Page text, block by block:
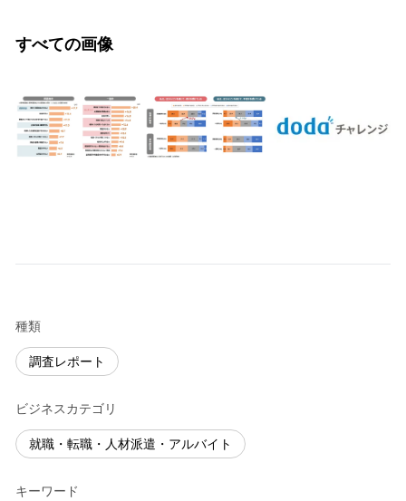
すべての画像
種類
調査レポート
ビジネスカテゴリ
就職・転職・人材派遣・アルバイト
キーワード